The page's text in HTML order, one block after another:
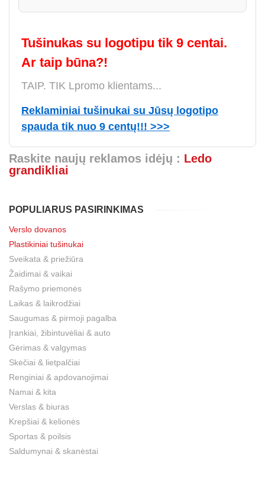
Tušinukas su logotipu tik 9 centai.
Ar taip būna?!
TAIP. TIK Lpromo klientams...
Reklaminiai tušinukai su Jūsų logotipo
spauda tik nuo 9 centų!!! >>>
Raskite naujų reklamos idėjų : Ledo
grandikliai
POPULIARUS PASIRINKIMAS
Verslo dovanos
Plastikiniai tušinukai
Sveikata & priežiūra
Žaidimai & vaikai
Rašymo priemonės
Laikas & laikrodžiai
Saugumas & pirmoji pagalba
Įrankiai, žibintuvėliai & auto
Gėrimas & valgymas
Skėčiai & lietpalčiai
Renginiai & apdovanojimai
Namai & kita
Verslas & biuras
Krepšiai & kelionės
Sportas & poilsis
Saldumynai & skanėstai